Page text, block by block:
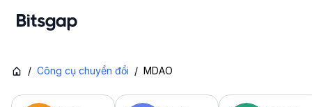
/ Công cụ chuyển đổi / MDAO